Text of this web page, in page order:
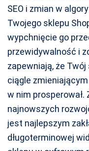
SEO i zmian w
Twojego sklepu
wypchnięcie go
przewidywalność i
zapewniają, że
ciągle zmieniającym
w nim prosperował.
najnowszych
jest najlepszym
długoterminowej